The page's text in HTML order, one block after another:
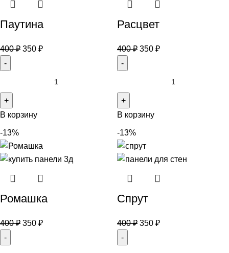
Паутина
400₽ 350 ₽
В корзину
Расцвет
400₽ 350 ₽
В корзину
-13%
Ромашка
400₽ 350 ₽
-13%
Спрут
400₽ 350 ₽